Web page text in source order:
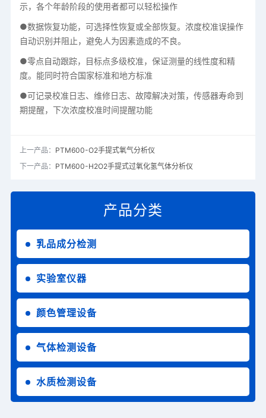
产品分类
乳品成分检测
实验室仪器
颜色管理设备
气体检测设备
水质检测设备
示，各个年龄阶段的使用者都可以轻松操作
●数据恢复功能，可选择性恢复或全部恢复。浓度校准误操作
自动识别并阻止，避免人为因素造成的不良。
●零点自动跟踪，目标点多级校准，保证测量的线性度和精
度。能同时符合国家标准和地方标准
●可记录校准日志、维修日志、故障解决对策，传感器寿命到
期提醒，下次浓度校准时间提醒功能
上一产品： PTM600-O2手提式氧气分析仪
下一产品： PTM600-H2O2手提式过氧化氢气体分析仪